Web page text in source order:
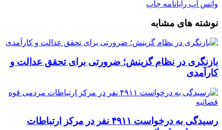
واتس آپ رایانامه چاپ
نوشته های مشابه
بازنگری در نظام گزینش؛ ضرورتی برای تحقق عدالت و
کارآمدی
رسیدگی به درخواست ۴۹۱۱ نفر در مرکز ارتباطات